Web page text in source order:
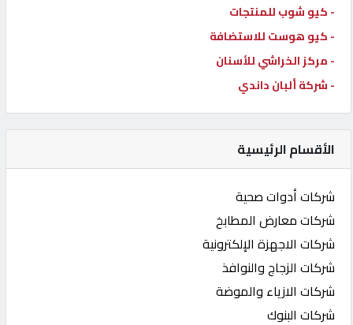
- كيو شوب للمنتجات
- كيو هوست للاستضافة
- مركز الخراشي للأسنان
- شركة ألبان داندي
الأقسام الرئيسية
شركات أدوات صحية
شركات معارض المطابخ
شركات الاجهزة الإلكترونية
شركات الزجاج والنوافذ
شركات الازياء والموضة
شركات البنوك